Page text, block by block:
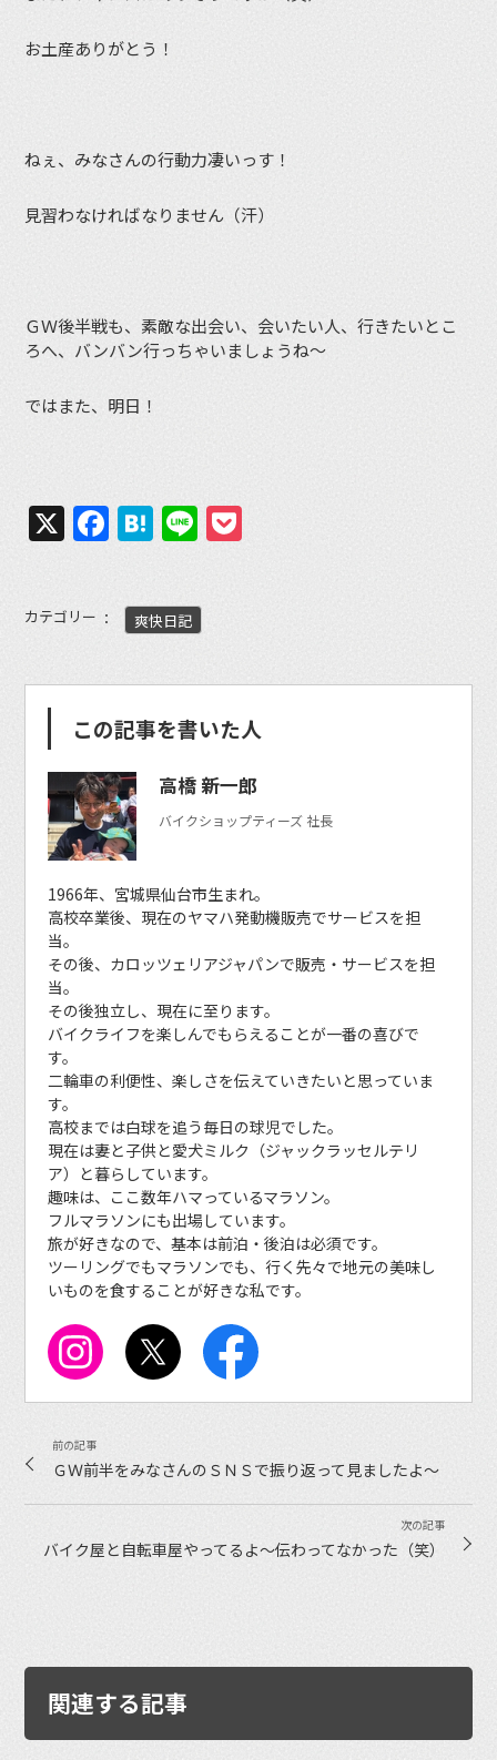
お土産ありがとう！
ねぇ、みなさんの行動力凄いっす！
見習わなければなりません（汗）
ＧＷ後半戦も、素敵な出会い、会いたい人、行きたいとこ
ろへ、バンバン行っちゃいましょうね〜
ではまた、明日！
X Facebook
Hatena
Line
カテゴリー 爽快日記
この記事を書いた人
高橋 新一郎
バイクショップティーズ 社長
1966年、宮城県仙台市生まれ。
高校卒業後、現在のヤマハ発動機販売でサービスを担
当。
その後、カロッツェリアジャパンで販売・サービスを担
当。
その後独立し、現在に至ります。
バイクライフを楽しんでもらえることが一番の喜びで
す。
二輪車の利便性、楽しさを伝えていきたいと思っていま
す。
高校までは白球を追う毎日の球児でした。
現在は妻と子供と愛犬ミルク（ジャックラッセルテリ
ア）と暮らしています。
趣味は、ここ数年ハマっているマラソン。
フルマラソンにも出場しています。
旅が好きなので、基本は前泊・後泊は必須です。
ツーリングでもマラソンでも、行く先々で地元の美味し
いものを食することが好きな私です。
ＧＷ前半をみなさんのＳＮＳで振り返って見ましたよ〜
バイク屋と自転車屋やってるよ〜伝わってなかった（笑）
関連する記事